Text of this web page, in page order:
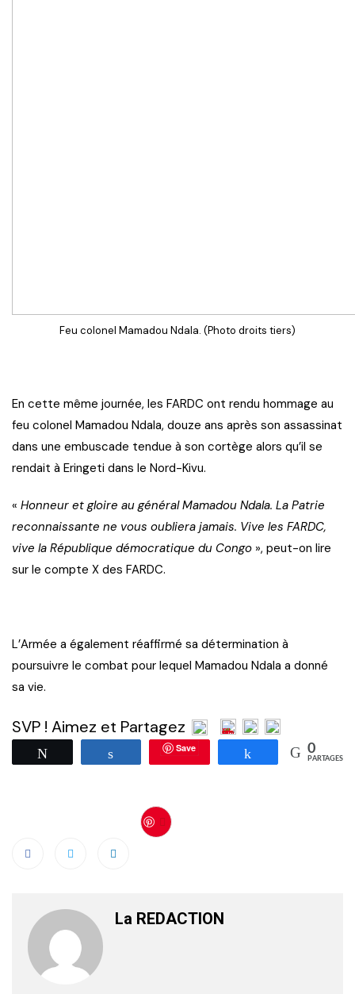
Feu colonel Mamadou Ndala. (Photo droits tiers)
En cette même journée, les FARDC ont rendu hommage au
feu colonel Mamadou Ndala, douze ans après son assassinat
dans une embuscade tendue à son cortège alors qu’il se
rendait à Eringeti dans le Nord-Kivu.
« Honneur et gloire au général Mamadou Ndala. La Patrie
reconnaissante ne vous oubliera jamais. Vive les FARDC,
vive la République démocratique du Congo », peut-on lire
sur le compte X des FARDC.
L’Armée a également réaffirmé sa détermination à
poursuivre le combat pour lequel Mamadou Ndala a donné
sa vie.
SVP ! Aimez et Partagez
Partagez Save Partagez 0
PARTAGES
La REDACTION